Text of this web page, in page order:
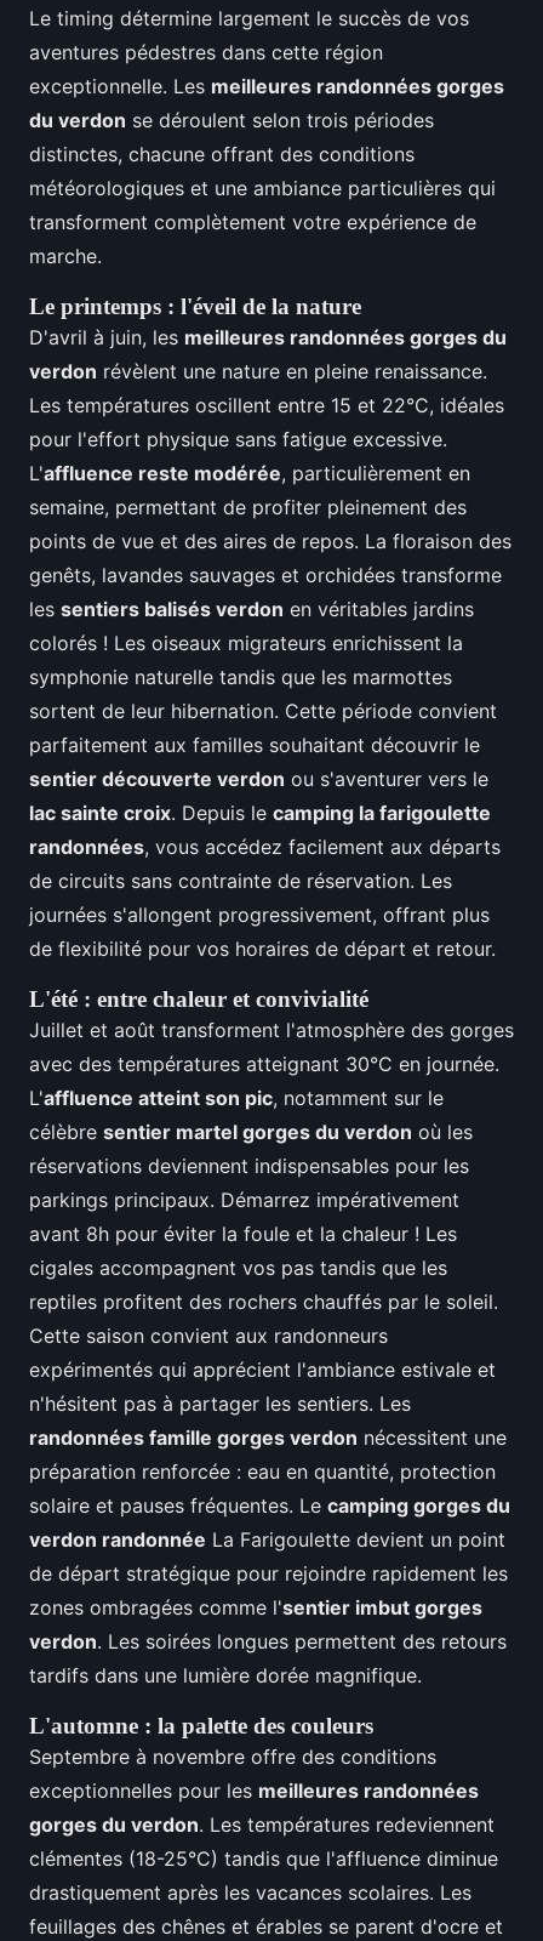
Le timing détermine largement le succès de vos
aventures pédestres dans cette région
exceptionnelle. Les meilleures randonnées gorges
du verdon se déroulent selon trois périodes
distinctes, chacune offrant des conditions
météorologiques et une ambiance particulières qui
transforment complètement votre expérience de
marche.
Le printemps : l'éveil de la nature
D'avril à juin, les meilleures randonnées gorges du
verdon révèlent une nature en pleine renaissance.
Les températures oscillent entre 15 et 22°C, idéales
pour l'effort physique sans fatigue excessive.
L'affluence reste modérée, particulièrement en
semaine, permettant de profiter pleinement des
points de vue et des aires de repos. La floraison des
genêts, lavandes sauvages et orchidées transforme
les sentiers balisés verdon en véritables jardins
colorés ! Les oiseaux migrateurs enrichissent la
symphonie naturelle tandis que les marmottes
sortent de leur hibernation. Cette période convient
parfaitement aux familles souhaitant découvrir le
sentier découverte verdon ou s'aventurer vers le
lac sainte croix. Depuis le camping la farigoulette
randonnées, vous accédez facilement aux départs
de circuits sans contrainte de réservation. Les
journées s'allongent progressivement, offrant plus
de flexibilité pour vos horaires de départ et retour.
L'été : entre chaleur et convivialité
Juillet et août transforment l'atmosphère des gorges
avec des températures atteignant 30°C en journée.
L'affluence atteint son pic, notamment sur le
célèbre sentier martel gorges du verdon où les
réservations deviennent indispensables pour les
parkings principaux. Démarrez impérativement
avant 8h pour éviter la foule et la chaleur ! Les
cigales accompagnent vos pas tandis que les
reptiles profitent des rochers chauffés par le soleil.
Cette saison convient aux randonneurs
expérimentés qui apprécient l'ambiance estivale et
n'hésitent pas à partager les sentiers. Les
randonnées famille gorges verdon nécessitent une
préparation renforcée : eau en quantité, protection
solaire et pauses fréquentes. Le camping gorges du
verdon randonnée La Farigoulette devient un point
de départ stratégique pour rejoindre rapidement les
zones ombragées comme l'sentier imbut gorges
verdon. Les soirées longues permettent des retours
tardifs dans une lumière dorée magnifique.
L'automne : la palette des couleurs
Septembre à novembre offre des conditions
exceptionnelles pour les meilleures randonnées
gorges du verdon. Les températures redeviennent
clémentes (18-25°C) tandis que l'affluence diminue
drastiquement après les vacances scolaires. Les
feuillages des chênes et érables se parent d'ocre et